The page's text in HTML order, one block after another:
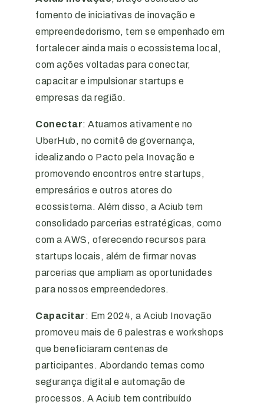
fomento de iniciativas de inovação e
empreendedorismo, tem se empenhado em
fortalecer ainda mais o ecossistema local,
com ações voltadas para conectar,
capacitar e impulsionar startups e
empresas da região.
Conectar: Atuamos ativamente no
UberHub, no comitê de governança,
idealizando o Pacto pela Inovação e
promovendo encontros entre startups,
empresários e outros atores do
ecossistema. Além disso, a Aciub tem
consolidado parcerias estratégicas, como
com a AWS, oferecendo recursos para
startups locais, além de firmar novas
parcerias que ampliam as oportunidades
para nossos empreendedores.
Capacitar: Em 2024, a Aciub Inovação
promoveu mais de 6 palestras e workshops
que beneficiaram centenas de
participantes. Abordando temas como
segurança digital e automação de
processos. A Aciub tem contribuído